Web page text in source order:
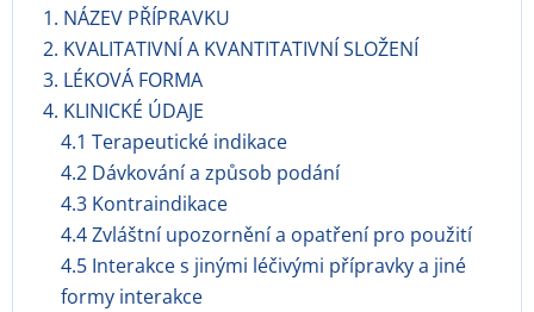
1. NÁZEV PŘÍPRAVKU
2. KVALITATIVNÍ A KVANTITATIVNÍ SLOŽENÍ
3. LÉKOVÁ FORMA
4. KLINICKÉ ÚDAJE
4.1 Terapeutické indikace
4.2 Dávkování a způsob podání
4.3 Kontraindikace
4.4 Zvláštní upozornění a opatření pro použití
4.5 Interakce s jinými léčivými přípravky a jiné
formy interakce